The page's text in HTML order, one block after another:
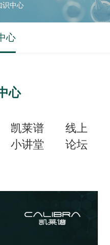
识中心
心
心
凯莱谱
小讲堂
线上
论坛